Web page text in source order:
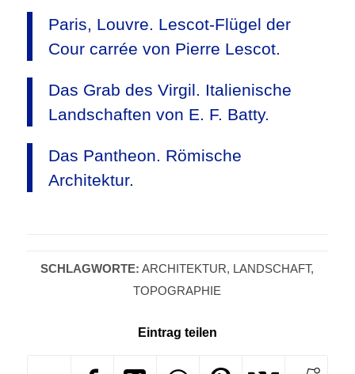
Paris, Louvre. Lescot-Flügel der
Cour carrée von Pierre Lescot.
Das Grab des Virgil. Italienische
Landschaften von E. F. Batty.
Das Pantheon. Römische
Architektur.
SCHLAGWORTE: ARCHITEKTUR, LANDSCHAFT,
TOPOGRAPHIE
Eintrag teilen